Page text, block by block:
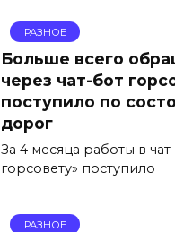
РАЗНОЕ
Больше всего
через чат-бот
поступило по
дорог
За 4 месяца работы в
горсовету» поступило
РАЗНОЕ